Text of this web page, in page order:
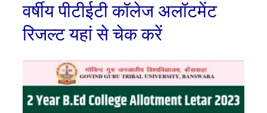
वर्षीय पीटीईटी कॉलेज अलॉटमेंट
रिजल्ट यहां से चेक करें